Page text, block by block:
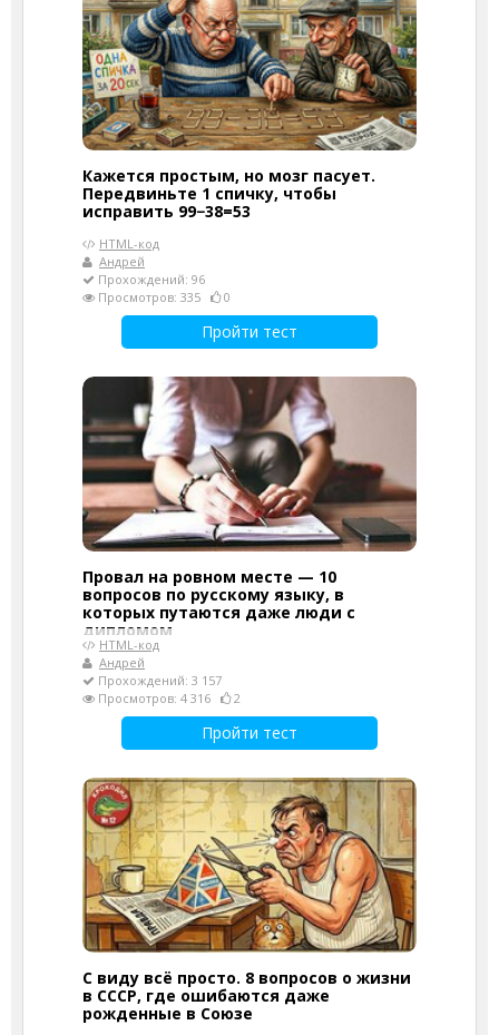
Кажется простым, но мозг пасует.
Передвиньте 1 спичку, чтобы
исправить 99−38=53
HTML-код
Андрей
Прохождений: 96
Просмотров: 335
0
Пройти тест
Провал на ровном месте — 10
вопросов по русскому языку, в
которых путаются даже люди с
дипломом
HTML-код
Андрей
Прохождений: 3 157
Просмотров: 4 316
2
Пройти тест
С виду всё просто. 8 вопросов о жизни
в СССР, где ошибаются даже
рожденные в Союзе